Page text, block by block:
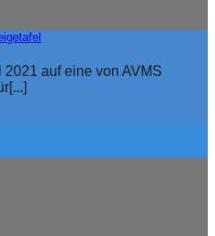
auf eine von AVMS